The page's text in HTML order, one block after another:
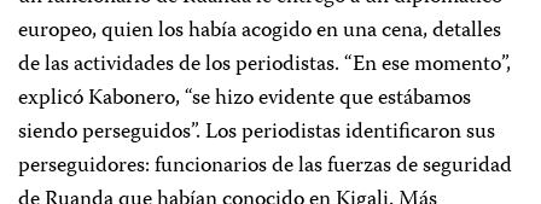
europeo, quien los había acogido en una cena, detalles
de las actividades de los periodistas. “En ese momento”,
explicó Kabonero, “se hizo evidente que estábamos
siendo perseguidos”. Los periodistas identificaron sus
perseguidores: funcionarios de las fuerzas de seguridad